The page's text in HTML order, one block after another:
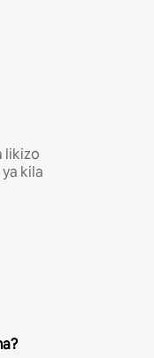
likizo
kila